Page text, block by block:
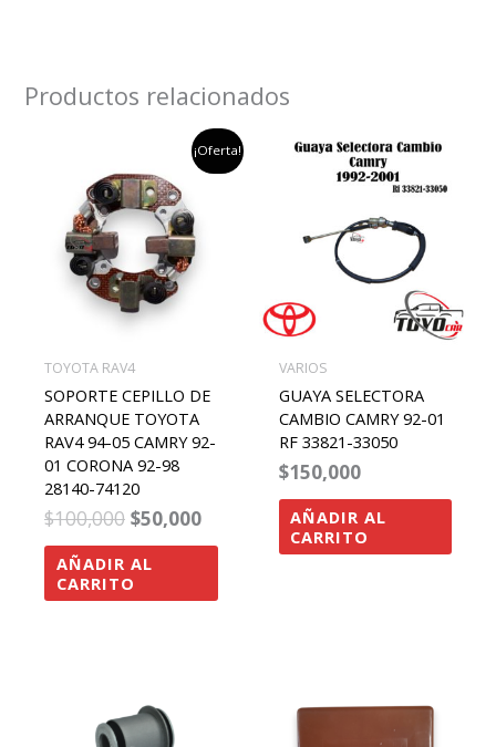
Productos relacionados
¡Oferta!
TOYOTA RAV4
SOPORTE CEPILLO DE
ARRANQUE TOYOTA
RAV4 94-05 CAMRY 92-
01 CORONA 92-98
28140-74120
$100,000
original
era:
$100,000.
$50,000
el
precio
actual
AÑADIR AL
CARRITO
VARIOS
GUAYA SELECTORA
CAMBIO CAMRY 92-01
RF 33821-33050
$150,000
AÑADIR AL
CARRITO